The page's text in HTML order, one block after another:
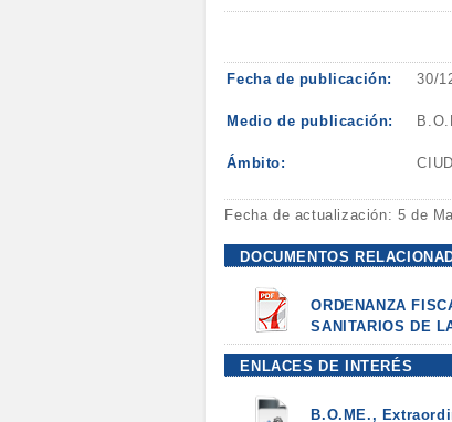
Fecha de publicación: 30/
Medio de publicación:
Ámbito:
Fecha de actualización: 5 de
DOCUMENTOS
ORDENANZA
SANITARIOS DE
ENLACES DE INTERÉS
B.O.ME.,